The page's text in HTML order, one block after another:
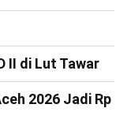
II di Lut Tawar
2026 Jadi Rp